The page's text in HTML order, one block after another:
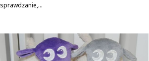
sprawdzanie,...